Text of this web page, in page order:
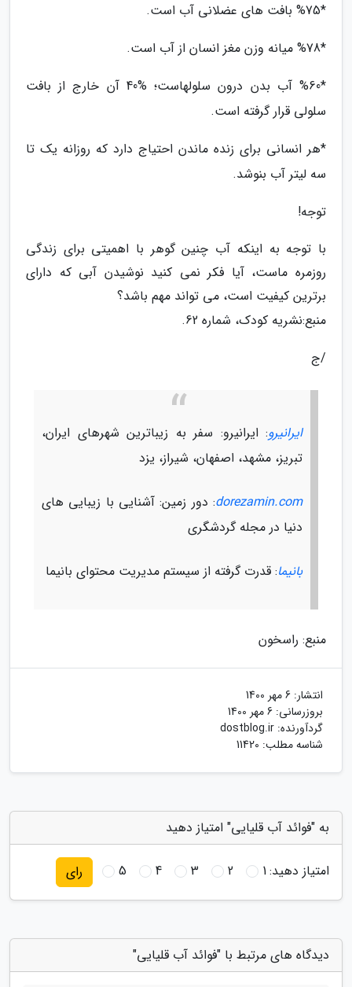
*%75 بافت های عضلانی آب است.
*%78 میانه وزن مغز انسان از آب است.
*%60 آب بدن درون سلولهاست؛ %40 آن خارج از بافت
سلولی قرار گرفته است.
*هر انسانی برای زنده ماندن احتیاج دارد که روزانه یک تا
سه لیتر آب بنوشد.
توجه!
با توجه به اینکه آب چنین گوهر با اهمیتی برای زندگی
روزمره ماست، آیا فکر نمی کنید نوشیدن آبی که دارای
برترین کیفیت است، می تواند مهم باشد؟
منبع:نشریه کودک، شماره 62.
/ج
ایرانیرو: ایرانیرو: سفر به زیباترین شهرهای ایران،
تبریز، مشهد، اصفهان، شیراز، یزد
dorezamin.com: دور زمین: آشنایی با زیبایی های
دنیا در مجله گردشگری
بانیما: قدرت گرفته از سیستم مدیریت محتوای بانیما
منبع: راسخون
انتشار: 6 مهر 1400
بروزرسانی: 6 مهر 1400
گردآورنده: dostblog.ir
شناسه مطلب: 11420
به "فوائد آب قلیایی" امتیاز دهید
امتیاز دهید:1
2
3
4
5 رای
دیدگاه های مرتبط با "فوائد آب قلیایی"